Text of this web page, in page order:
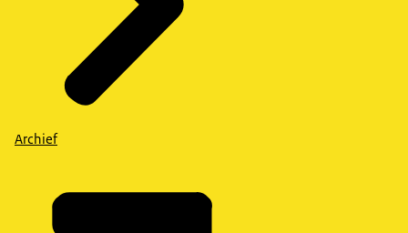
Archief